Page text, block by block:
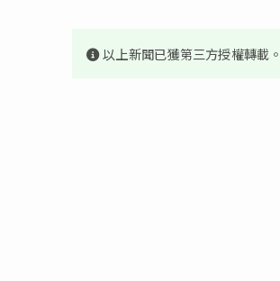
以上新聞已獲第三方授權轉載